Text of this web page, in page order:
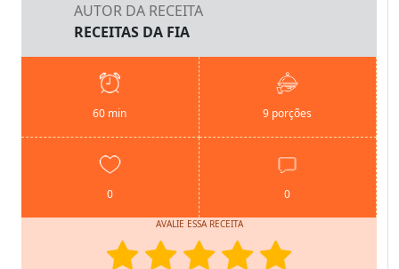
AUTOR DA RECEITA
RECEITAS DA FIA
60 min 9 porções
0 0
AVALIE ESSA RECEITA